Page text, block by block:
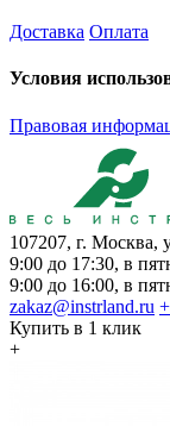
Доставка Оплата
Условия
Правовая
107207, г. Москва,
9:00 до 17:30, в
9:00 до 16:00, в
zakaz@instrland.ru
Купить в 1 клик
+